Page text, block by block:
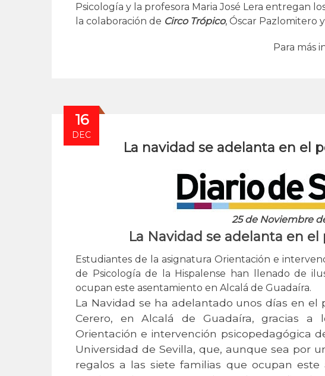
Psicología y la profesora Maria José Lera entregan
la colaboración de Circo Trópico, Óscar Pazlomitero
Para más
16
DEC
La navidad se adelanta en el
25 de Noviembre
La Navidad se adelanta en
Estudiantes de la asignatura Orientación e
de Psicología de la Hispalense han llenado de
ocupan este asentamiento en Alcalá de Guadaíra.
La Navidad se ha adelantado unos días en el
Cerero, en Alcalá de Guadaíra, gracias a
Orientación e intervención psicopedagógica
Universidad de Sevilla, que, aunque sea por
regalos a las siete familias que ocupan este